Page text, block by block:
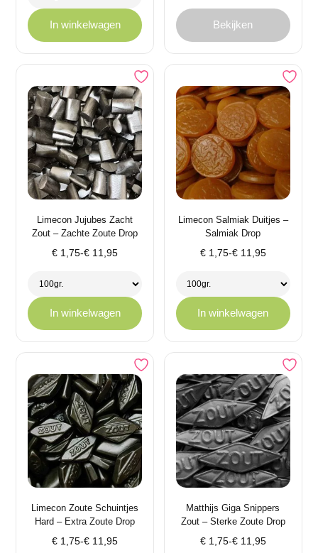
€ 11,95
In winkelwagen
€ 12,95
Bekijken
Limecon Jujubes Zacht
Zout – Zachte Zoute Drop
€ 1,75-€ 11,95
Prijsklasse:
tot
€ 11,95
In winkelwagen
Limecon Salmiak Duitjes –
Salmiak Drop
€1,75-€11,95
Prijsklasse:
tot
€ 11,95
In winkelwagen
Limecon Zoute Schuintjes
Hard – Extra Zoute Drop
€ 1,75-€ 11,95
Prijsklasse:
Matthijs Giga Snippers
Zout – Sterke Zoute Drop
€1,75-€11,95
Prijsklasse: